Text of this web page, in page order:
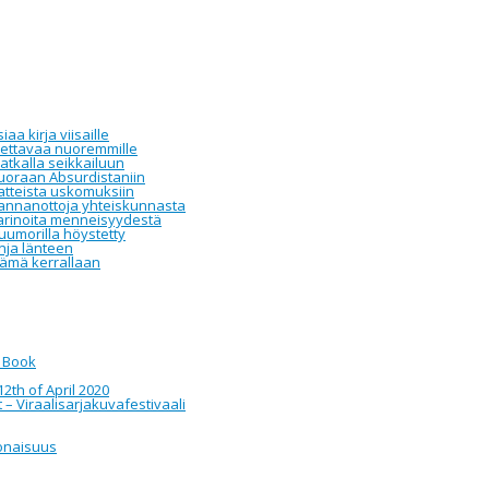
kirja viisaille
nuoremmille
seikkailuun
Absurdistaniin
uskomuksiin
yhteiskunnasta
menneisyydestä
höystetty
länteen
kerrallaan
of April 2020
Viraalisarjakuvafestivaali